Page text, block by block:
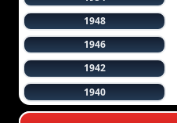
1948
1946
1942
1940